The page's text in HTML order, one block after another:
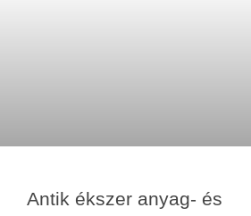
Antik ékszer anyag- és